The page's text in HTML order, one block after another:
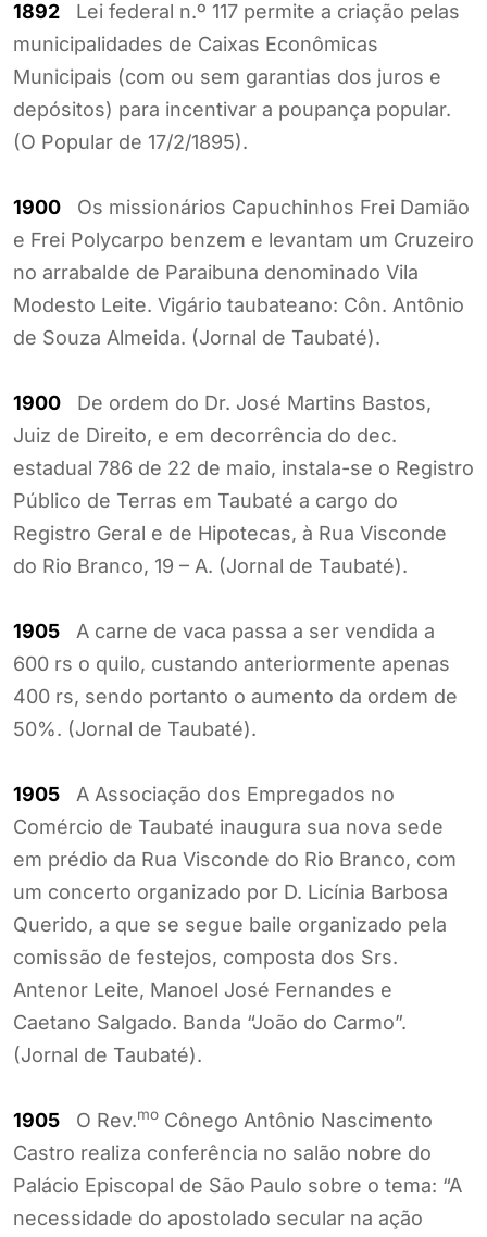
1892 Lei federal n.º 117 permite a criação pelas
municipalidades de Caixas Econômicas
Municipais (com ou sem garantias dos juros e
depósitos) para incentivar a poupança popular.
(O Popular de 17/2/1895).
1900 Os missionários Capuchinhos Frei Damião
e Frei Polycarpo benzem e levantam um Cruzeiro
no arrabalde de Paraibuna denominado Vila
Modesto Leite. Vigário taubateano: Côn. Antônio
de Souza Almeida. (Jornal de Taubaté).
1900 De ordem do Dr. José Martins Bastos,
Juiz de Direito, e em decorrência do dec.
estadual 786 de 22 de maio, instala-se o Registro
Público de Terras em Taubaté a cargo do
Registro Geral e de Hipotecas, à Rua Visconde
do Rio Branco, 19 – A. (Jornal de Taubaté).
1905 A carne de vaca passa a ser vendida a
600 rs o quilo, custando anteriormente apenas
400 rs, sendo portanto o aumento da ordem de
50%. (Jornal de Taubaté).
1905 A Associação dos Empregados no
Comércio de Taubaté inaugura sua nova sede
em prédio da Rua Visconde do Rio Branco, com
um concerto organizado por D. Licínia Barbosa
Querido, a que se segue baile organizado pela
comissão de festejos, composta dos Srs.
Antenor Leite, Manoel José Fernandes e
Caetano Salgado. Banda “João do Carmo”.
(Jornal de Taubaté).
1905 O Rev.mo Cônego Antônio Nascimento
Castro realiza conferência no salão nobre do
Palácio Episcopal de São Paulo sobre o tema: “A
necessidade do apostolado secular na ação